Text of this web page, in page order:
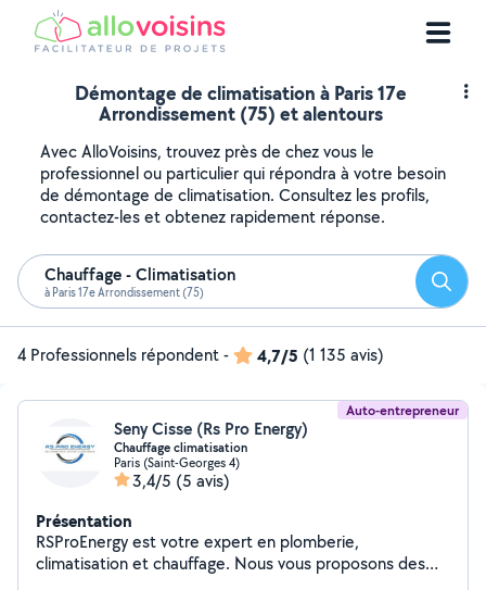
Démontage de climatisation à Paris 17e
Arrondissement (75) et alentours
Avec AlloVoisins, trouvez près de chez vous le
professionnel ou particulier qui répondra à votre besoin
de démontage de climatisation. Consultez les profils,
contactez-les et obtenez rapidement réponse.
Chauffage - Climatisation
à Paris 17e Arrondissement (75)
4 Professionnels répondent- 4,7/5 (1 135 avis)
Auto-entrepreneur
Seny Cisse (Rs Pro Energy)
Chauffage climatisation
Paris (Saint-Georges 4)
3,4/5 (5 avis)
Présentation
RSProEnergy est votre expert en plomberie,
climatisation et chauffage. Nous vous proposons des